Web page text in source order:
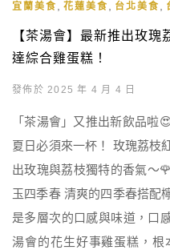
宜蘭美食 花蓮美食 台北美食
【茶湯會】最新推出玫
達綜合雞蛋糕！
發佈於 2025 年 4 月 4 日
「茶湯會」又推出新飲品啦
夏日必須來一杯！ 玫瑰荔枝
出玫瑰與荔枝獨特的香氣～
玉四季春 清爽的四季春搭配
是多層次的口感與味道，口
湯會的花生好事雞蛋糕，